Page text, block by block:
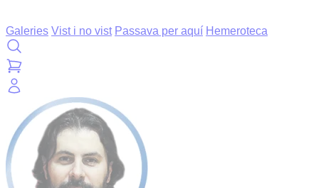
Galeries Vist i no vist Passava per aquí Hemeroteca